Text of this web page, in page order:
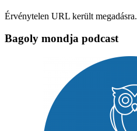
Érvénytelen URL került megadásra.
Bagoly mondja podcast